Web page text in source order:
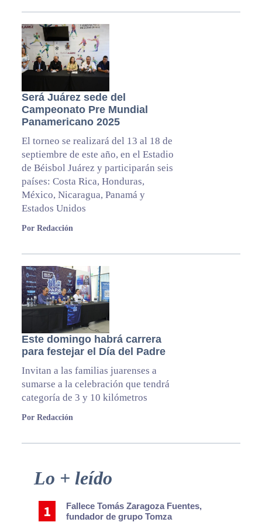
Será Juárez sede del
Campeonato Pre Mundial
Panamericano 2025
El torneo se realizará del 13 al 18 de
septiembre de este año, en el Estadio
de Béisbol Juárez y participarán seis
países: Costa Rica, Honduras,
México, Nicaragua, Panamá y
Estados Unidos
Por Redacción
Este domingo habrá carrera
para festejar el Día del Padre
Invitan a las familias juarenses a
sumarse a la celebración que tendrá
categoría de 3 y 10 kilómetros
Por Redacción
Primary
Sidebar
Lo + leído
Fallece Tomás Zaragoza Fuentes,
fundador de grupo Tomza